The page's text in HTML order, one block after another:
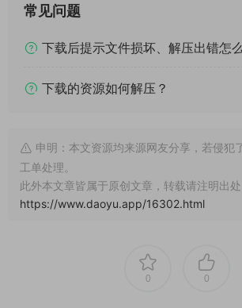
常见问题
下载后提示文件损坏、解压出错怎
下载的资源如何解压？
申明：本文资源均来源网友分享，若侵犯
工单处理。
此外本文章皆属于原创文章，转载请注明出处
https://www.daoyu.app/16302.html
0 0